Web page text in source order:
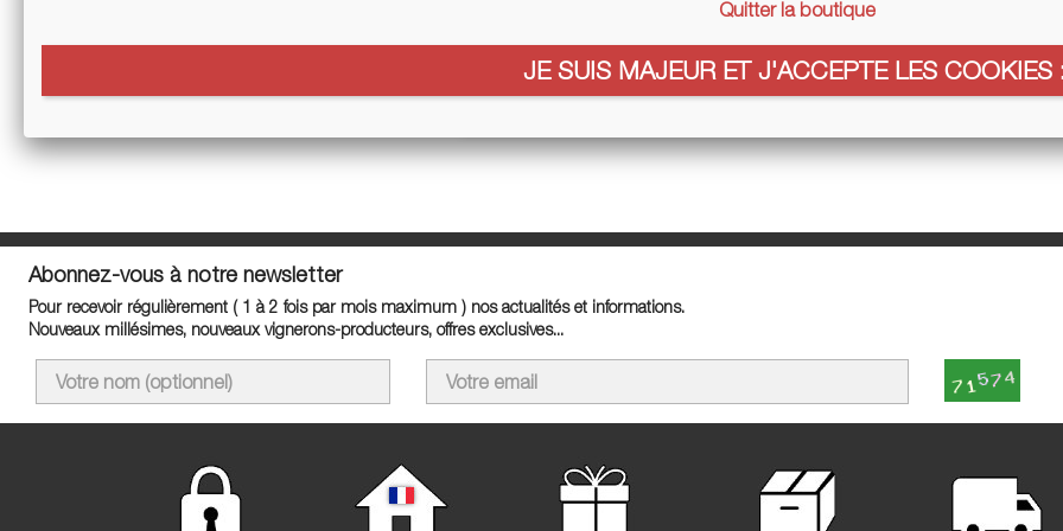
Search again what you are looking for

Abonnez-vous à notre newsletter
Pour recevoir régulièrement ( 1 à 2 fois par mois maximum ) nos actualités et informations.
Nouveaux millésimes, nouveaux vignerons-producteurs, offres exclusives...
Quitter la boutique
JE SUIS MAJEUR ET J'ACCEPTE LES COOKIES